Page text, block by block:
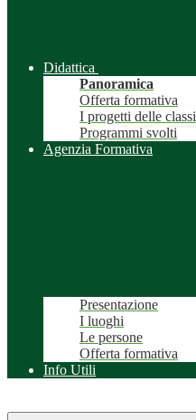
Didattica
Panoramica
Offerta formativa
I progetti delle classi
Programmi svolti
Agenzia Formativa
Presentazione
I luoghi
Le persone
Offerta formativa
Info Utili